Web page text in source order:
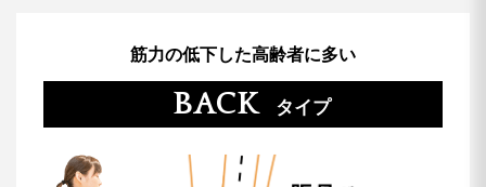
筋力の低下した高齢者に多い
BACK タイプ